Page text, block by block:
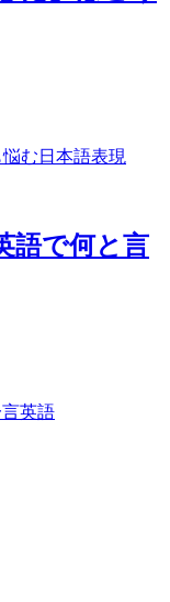
む日本語表現
語で何と言
英語